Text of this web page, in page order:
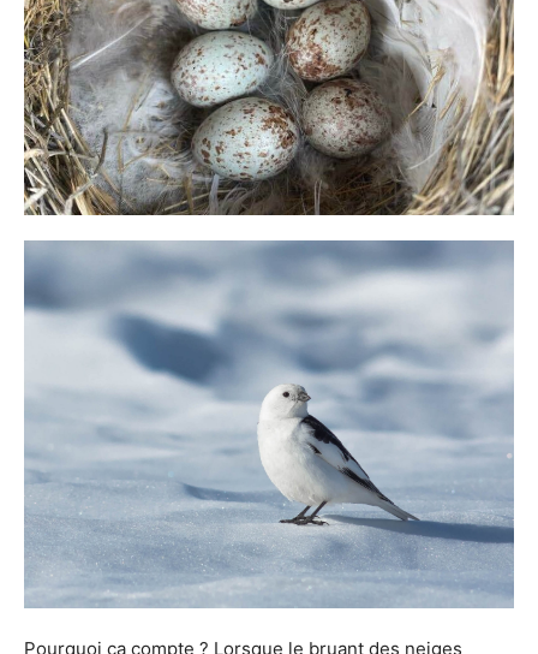
Pourquoi ça compte ? Lorsque le bruant des neiges